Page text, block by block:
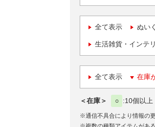
全て表示 ぬい
生活雑貨・インテ
全て表示 在庫
＜在庫＞ ○ 10個以上
※通信不具合により情報の